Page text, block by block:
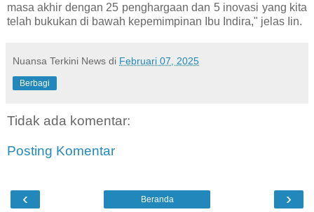
masa akhir dengan 25 penghargaan dan 5 inovasi yang kita
telah bukukan di bawah kepemimpinan Ibu Indira," jelas Iin.
Nuansa Terkini News di Februari 07, 2025
Berbagi
Tidak ada komentar:
Posting Komentar
‹ ›
Beranda